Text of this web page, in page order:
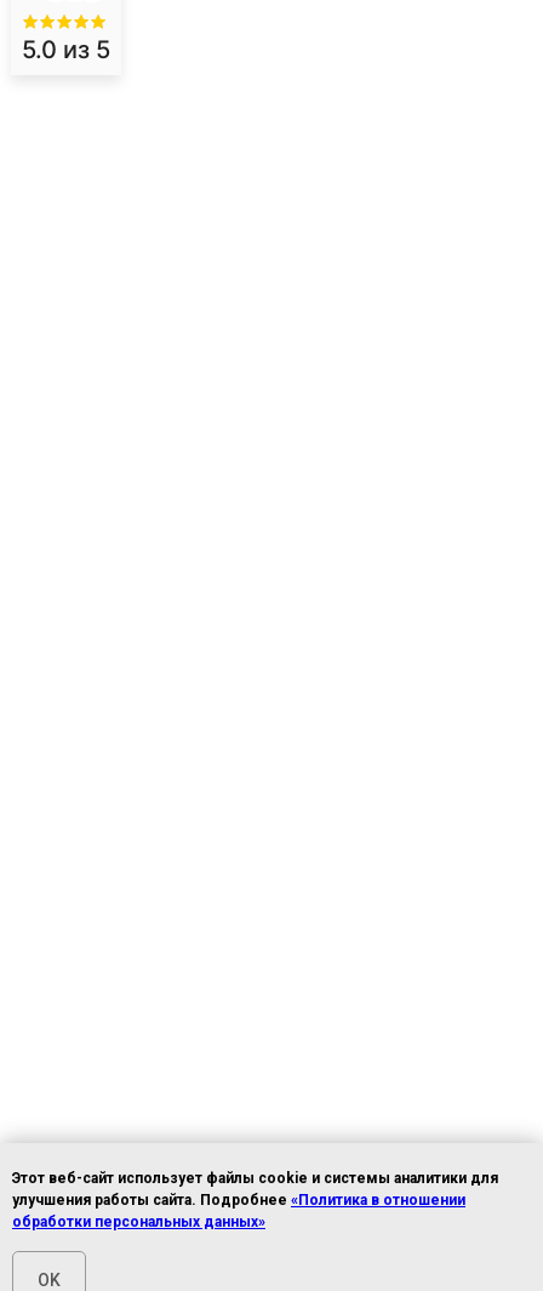
Этот веб-сайт использует файлы cookie и системы аналитики для
улучшения работы сайта. Подробнее «Политика в отношении
обработки персональных данных»
OK
5.0 из 5